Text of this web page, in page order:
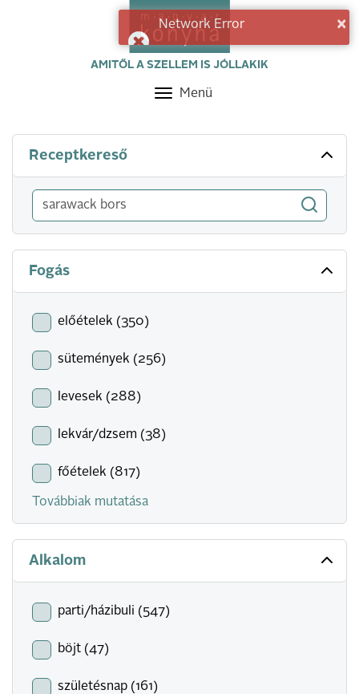
AMITŐL A SZELLEM IS JÓLLAKIK
Toggle
Menü
Receptkereső
Fogás
előételek (350)
sütemények (256)
levesek (288)
lekvár/dzsem (38)
főételek (817)
Továbbiak mutatása
Alkalom
parti/házibuli (547)
böjt (47)
születésnap (161)
×
Network Error